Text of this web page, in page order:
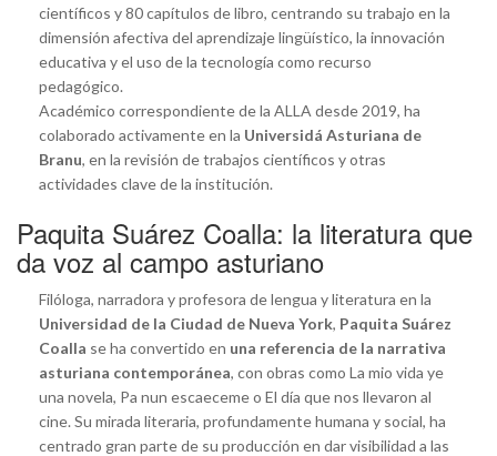
científicos y 80 capítulos de libro, centrando su trabajo en la
dimensión afectiva del aprendizaje lingüístico, la innovación
educativa y el uso de la tecnología como recurso
pedagógico.
Académico correspondiente de la ALLA desde 2019, ha
colaborado activamente en la Universidá Asturiana de
Branu, en la revisión de trabajos científicos y otras
actividades clave de la institución.
Paquita Suárez Coalla: la literatura que
da voz al campo asturiano
Filóloga, narradora y profesora de lengua y literatura en la
Universidad de la Ciudad de Nueva York, Paquita Suárez
Coalla se ha convertido en una referencia de la narrativa
asturiana contemporánea, con obras como La mio vida ye
una novela, Pa nun escaeceme o El día que nos llevaron al
cine. Su mirada literaria, profundamente humana y social, ha
centrado gran parte de su producción en dar visibilidad a las